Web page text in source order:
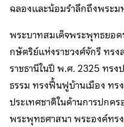
ฉลองและน้อมรำลึกถึงพระ
พระบาทสมเด็จพระพุทธยอด
กษัตริย์แห่งราชวงศ์จักรี ทร
ราชธานีในปี พ.ศ. 2325 ทร
ธรรม ทรงฟื้นฟูบ้านเมือง ทร
ประเทศชาติในด้านการปกค
พระพุทธศาสนา พระองค์ทร